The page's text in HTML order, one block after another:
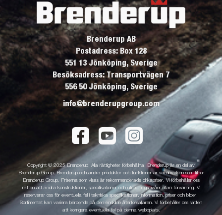
Brenderup AB
Postadress: Box 128
551 13 Jönköping, Sverige
Besöksadress: Transportvägen 7
556 50 Jönköping, Sverige
info@brenderupgroup.com
Copyright © 2025 Brenderup. Alla rättigheter förbehållna. Brenderup är en del av
Brenderup Group. Brenderup och andra produkter och funktioner är varumärken som tillhör
Brenderup Group. Priserna som visas är rekommenderade cirkapriser. Vi förbehåller oss
rätten att ändra konstruktioner, specifikationer och utrustningsnivåer utan förvarning. Vi
reserverar oss för eventuella fel i tekniska specifikationer, information, priser och bilder.
Sortimentet kan variera beroende på den enskilde återförsäljaren. Vi förbehåller oss rätten
att korrigera eventuella fel på denna webbplats.